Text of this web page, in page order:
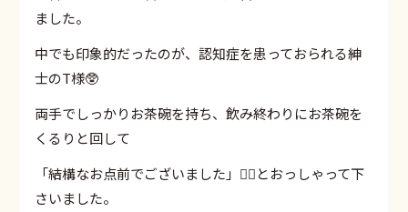
ました。
中でも印象的だったのが、認知症を患っておられる紳
士のT様🥸
両手でしっかりお茶碗を持ち、飲み終わりにお茶碗を
くるりと回して
「結構なお点前でございました」🙇‍♂️とおっしゃって下
さいました。